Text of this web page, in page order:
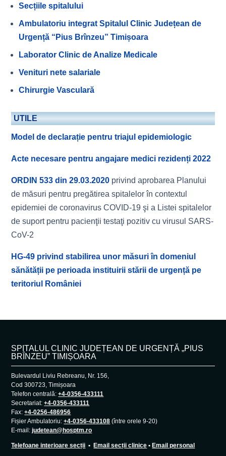
Secțiile spitalului
Ambulatoriu integrat Spitalul Clinic Județean de
Urgență “Pius Brînzeu” Timișoara
Laborator Clinic de Analize Medicale
Venituri nete salariale
Chirurgie Vasculară
UTILE
Model de declarație pentru triajul epidemiologic
Acte necesare pentru angajare medici rezidenți 2022
ORDIN 533 din 29.03.2020 privind aprobarea Planului
de măsuri pentru pregătirea spitalelor în contextul
epidemiei de coronavirus COVID-19 şi a Listei spitalelor
de suport pentru pacienţii testaţi pozitiv cu virusul SARS-
CoV-2
HG-49 privind stabilirea unor măsuri în domeniul
sănătății pe perioada instituirii stării de urgență pe
teritoriul României
SPITALUL CLINIC JUDEȚEAN DE URGENȚĂ „PIUS
BRÎNZEU” TIMIȘOARA
Bulevardul Liviu Rebreanu, Nr. 156,
Cod 300723, Timișoara
Telefon centrală:+4-0356-433111
Secretariat:+4-0356-433111
Fax:+4-0256-486956
Fișier Ambulatoriu:+4-0356-433108 (între orele 9-20)
E-mail:judetean@hosptm.ro
Telefoane interioare secții •Email secții clinice •Email personal